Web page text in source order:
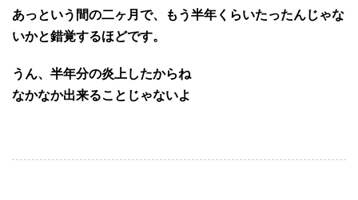
あっという間の二ヶ月で、もう半年くらいたったんじゃな
いかと錯覚するほどです。
うん、半年分の炎上したからね
なかなか出来ることじゃないよ